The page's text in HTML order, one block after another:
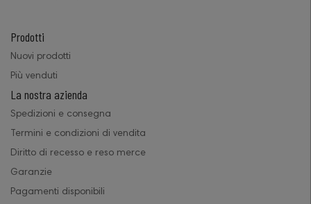
Prodotti
Nuovi prodotti
Più venduti
La nostra azienda
Spedizioni e consegna
Termini e condizioni di vendita
Diritto di recesso e reso merce
Garanzie
Pagamenti disponibili